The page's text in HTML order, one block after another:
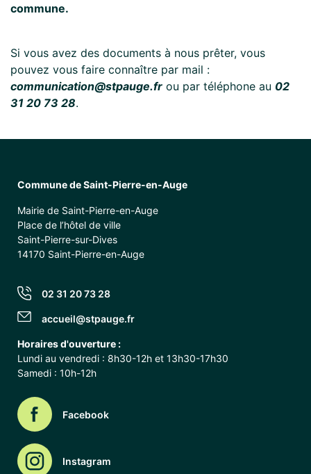
commune.
Si vous avez des documents à nous prêter, vous
pouvez vous faire connaître par mail :
communication@stpauge.fr ou par téléphone au 02
31 20 73 28.
Commune de Saint-Pierre-en-Auge
Mairie de Saint-Pierre-en-Auge
Place de l’hôtel de ville
Saint-Pierre-sur-Dives
14170 Saint-Pierre-en-Auge
02 31 20 73 28
accueil@stpauge.fr
Horaires d'ouverture :
Lundi au vendredi : 8h30-12h et 13h30-17h30
Samedi : 10h-12h
Facebook
Instagram